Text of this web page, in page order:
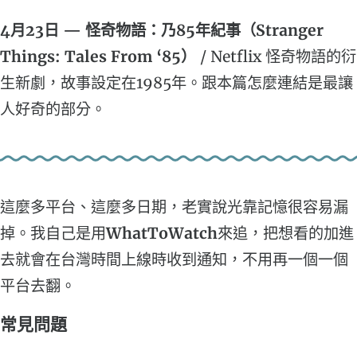
4月23日 — 怪奇物語：乃85年紀事（Stranger
Things: Tales From ‘85）
/ Netflix 怪奇物語的衍
生新劇，故事設定在1985年。跟本篇怎麼連結是最讓
人好奇的部分。
這麼多平台、這麼多日期，老實說光靠記憶很容易漏
掉。我自己是用WhatToWatch來追，把想看的加進
去就會在台灣時間上線時收到通知，不用再一個一個
平台去翻。
常見問題